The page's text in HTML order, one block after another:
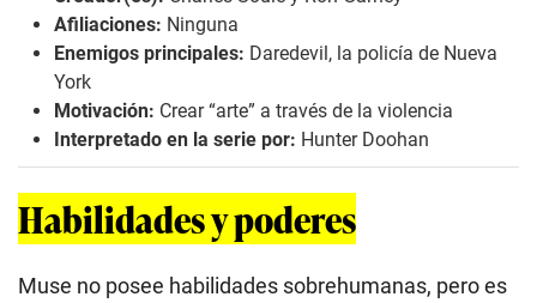
Afiliaciones: Ninguna
Enemigos principales: Daredevil, la policía de Nueva
York
Motivación: Crear “arte” a través de la violencia
Interpretado en la serie por: Hunter Doohan
Habilidades y poderes
Muse no posee habilidades sobrehumanas, pero es